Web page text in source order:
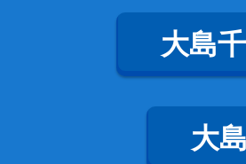
大島
大